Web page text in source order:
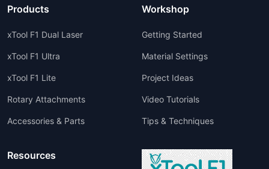
Products
xTool F1 Dual Laser
xTool F1 Ultra
xTool F1 Lite
Rotary Attachments
Accessories & Parts
Workshop
Getting Started
Material Settings
Project Ideas
Video Tutorials
Tips & Techniques
Resources